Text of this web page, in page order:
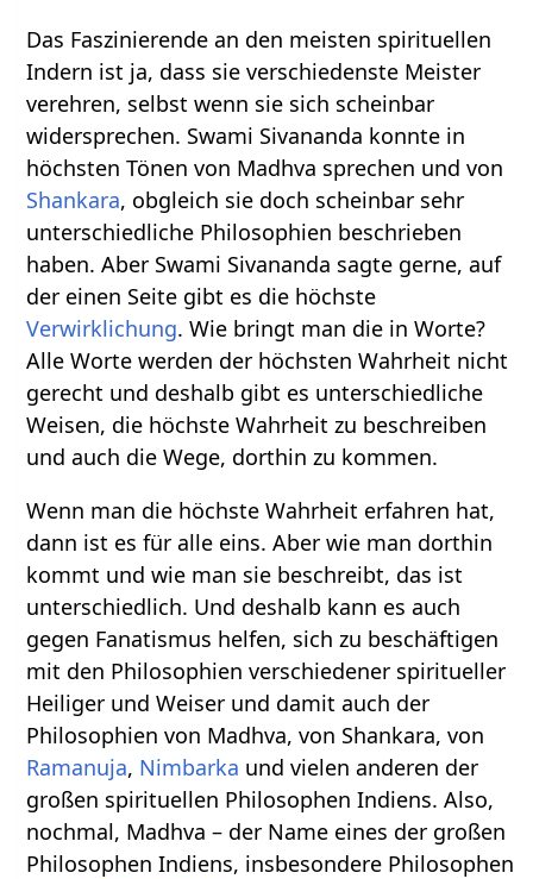
Das Faszinierende an den meisten spirituellen
Indern ist ja, dass sie verschiedenste Meister
verehren, selbst wenn sie sich scheinbar
widersprechen. Swami Sivananda konnte in
höchsten Tönen von Madhva sprechen und von
Shankara, obgleich sie doch scheinbar sehr
unterschiedliche Philosophien beschrieben
haben. Aber Swami Sivananda sagte gerne, auf
der einen Seite gibt es die höchste
Verwirklichung. Wie bringt man die in Worte?
Alle Worte werden der höchsten Wahrheit nicht
gerecht und deshalb gibt es unterschiedliche
Weisen, die höchste Wahrheit zu beschreiben
und auch die Wege, dorthin zu kommen.
Wenn man die höchste Wahrheit erfahren hat,
dann ist es für alle eins. Aber wie man dorthin
kommt und wie man sie beschreibt, das ist
unterschiedlich. Und deshalb kann es auch
gegen Fanatismus helfen, sich zu beschäftigen
mit den Philosophien verschiedener spiritueller
Heiliger und Weiser und damit auch der
Philosophien von Madhva, von Shankara, von
Ramanuja, Nimbarka und vielen anderen der
großen spirituellen Philosophen Indiens. Also,
nochmal, Madhva – der Name eines der großen
Philosophen Indiens, insbesondere Philosophen